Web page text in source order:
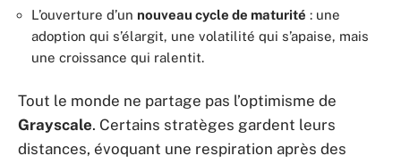
L’ouverture d’un nouveau cycle de maturité : une
adoption qui s’élargit, une volatilité qui s’apaise, mais
une croissance qui ralentit.
Tout le monde ne partage pas l’optimisme de
Grayscale. Certains stratèges gardent leurs
distances, évoquant une respiration après des